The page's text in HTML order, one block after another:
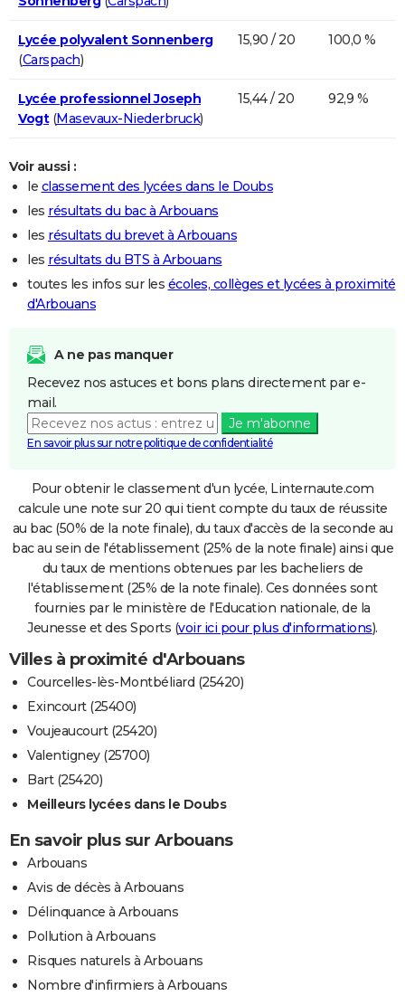
Lycée polyvalent Sonnenberg
(Carspach)
15,90 / 20 100,0 %
Lycée professionnel Joseph
Vogt(Masevaux-Niederbruck)
15,44 / 20 92,9 %
Voir aussi :
le classement des lycées dans le Doubs
les résultats du bac à Arbouans
les résultats du brevet à Arbouans
les résultats du BTS à Arbouans
toutes les infos sur les écoles, collèges et lycées à proximité
d'Arbouans
A ne pas manquer
Recevez nos astuces et bons plans directement par e-
mail.
Je m'abonne
En savoir plus sur notre politique de confidentialité
Pour obtenir le classement d'un lycée, Linternaute.com
calcule une note sur 20 qui tient compte du taux de réussite
au bac (50% de la note finale), du taux d'accès de la seconde au
bac au sein de l'établissement (25% de la note finale) ainsi que
du taux de mentions obtenues par les bacheliers de
l'établissement (25% de la note finale). Ces données sont
fournies par le ministère de l'Education nationale, de la
Jeunesse et des Sports (voir ici pour plus d'informations).
Villes à proximité d'Arbouans
Courcelles-lès-Montbéliard (25420)
Exincourt (25400)
Voujeaucourt (25420)
Valentigney (25700)
Bart (25420)
Meilleurs lycées dans le Doubs
En savoir plus sur Arbouans
Arbouans
Avis de décès à Arbouans
Délinquance à Arbouans
Pollution à Arbouans
Risques naturels à Arbouans
Nombre d'infirmiers à Arbouans